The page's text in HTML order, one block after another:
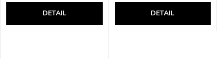
DETAIL DETAIL